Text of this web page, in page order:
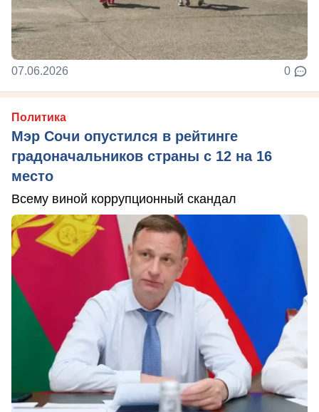
07.06.2026 0
Политика
Мэр Сочи опустился в рейтинге
градоначальников страны с 12 на 16
место
Всему виной коррупционный скандал